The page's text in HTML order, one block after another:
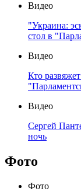
Видео
"Украина:
стол в
Видео
Кто
Видео
Сергей
ночь
Фото
Фото